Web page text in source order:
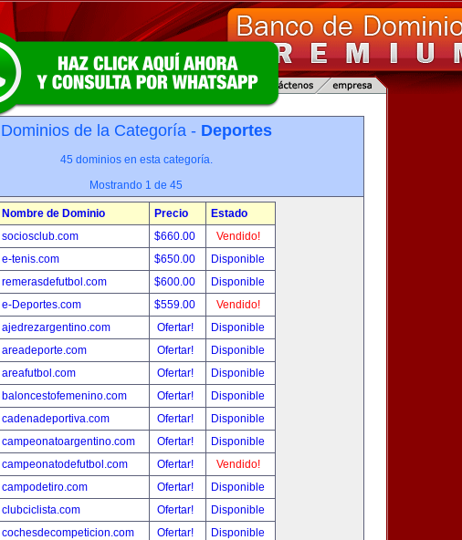
Dominios de la Categoría - Deportes
45 dominios en esta categoría.
Mostrando 1 de 45
Nombre de Dominio Precio
Estado
sociosclub.com
$660.00
Vendido!
e-tenis.com
$650.00
Disponible
remerasdefutbol.com
$600.00
Disponible
e-Deportes.com
$559.00
Vendido!
ajedrezargentino.com
Ofertar!
Disponible
areadeporte.com
Ofertar!
Disponible
areafutbol.com
Ofertar!
Disponible
baloncestofemenino.com
Ofertar!
Disponible
cadenadeportiva.com
Ofertar!
Disponible
campeonatoargentino.com
Ofertar!
Disponible
campeonatodefutbol.com
Ofertar!
Vendido!
campodetiro.com
Ofertar!
Disponible
clubciclista.com
Ofertar!
Disponible
cochesdecompeticion.com
Ofertar!
Disponible